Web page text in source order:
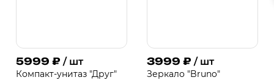
5999 ₽ / шт
Компакт-унитаз "Друг"
3999 ₽ / шт
Зеркало "Bruno"